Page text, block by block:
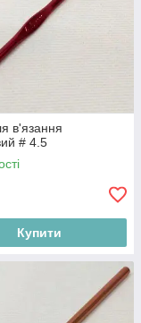
в'язання
# 4.5
Купити